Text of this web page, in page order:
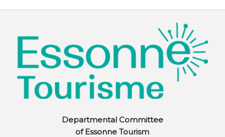
Departmental Committee
of Essonne Tourism